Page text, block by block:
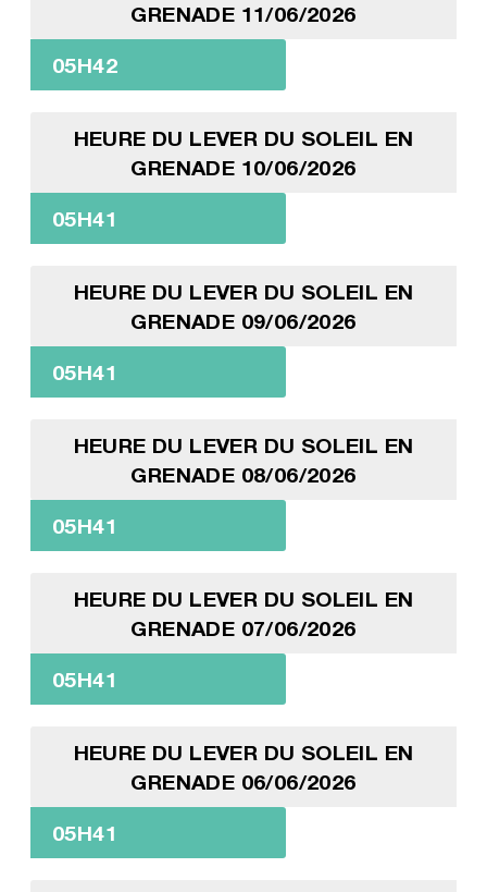
GRENADE 11/06/2026
05H42
HEURE DU LEVER DU SOLEIL EN
GRENADE 10/06/2026
05H41
HEURE DU LEVER DU SOLEIL EN
GRENADE 09/06/2026
05H41
HEURE DU LEVER DU SOLEIL EN
GRENADE 08/06/2026
05H41
HEURE DU LEVER DU SOLEIL EN
GRENADE 07/06/2026
05H41
HEURE DU LEVER DU SOLEIL EN
GRENADE 06/06/2026
05H41